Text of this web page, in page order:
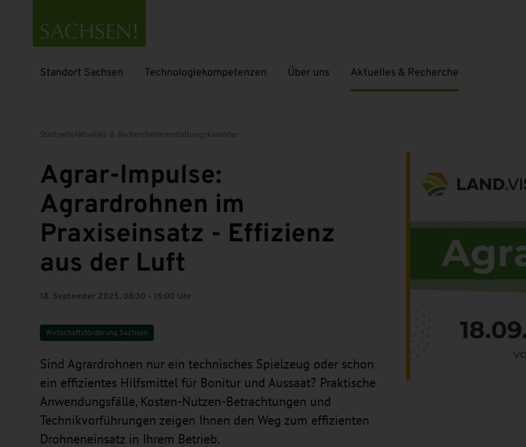
Standort Sachsen
Untermenü öffnen Technologiekompetenzen
Untermenü öffnen Über uns
Untermenü öffnenAktuelles & Recherche
Untermenü öffnen
StartseiteAktuelles & RechercheVeranstaltungskalender
Agrar-Impulse:
Agrardrohnen im
Praxiseinsatz - Effizienz
aus der Luft
18. September 2025, 08:30 - 15:00 Uhr
Wirtschaftsförderung Sachsen
Sind Agrardrohnen nur ein technisches Spielzeug oder schon
ein effizientes Hilfsmittel für Bonitur und Aussaat? Praktische
Anwendungsfälle, Kosten-Nutzen-Betrachtungen und
Technikvorführungen zeigen Ihnen den Weg zum effizienten
Drohneneinsatz in Ihrem Betrieb.